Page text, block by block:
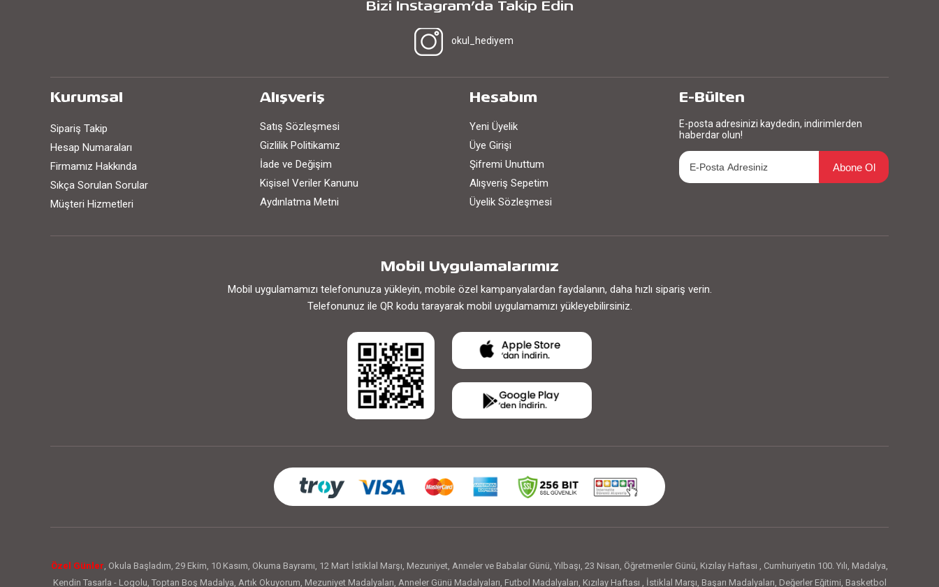
Bizi Instagram’da Takip Edin
okul_hediyem
Kurumsal
Sipariş Takip
Hesap Numaraları
Firmamız Hakkında
Sıkça Sorulan Sorular
Müşteri Hizmetleri
Alışveriş
Satış Sözleşmesi
Gizlilik Politikamız
İade ve Değişim
Kişisel Veriler Kanunu
Aydınlatma Metni
Hesabım
Yeni Üyelik
Üye Girişi
Şifremi Unuttum
Alışveriş Sepetim
Üyelik Sözleşmesi
E-Bülten
E-posta adresinizi kaydedin, indirimlerden
haberdar olun!
Abone Ol
Mobil Uygulamalarımız
Mobil uygulamamızı telefonunuza yükleyin, mobile özel kampanyalardan faydalanın, daha hızlı sipariş verin.
Telefonunuz ile QR kodu tarayarak mobil uygulamamızı yükleyebilirsiniz.
Özel Günler, Okula Başladım, 29 Ekim, 10 Kasım, Okuma Bayramı, 12 Mart İstiklal Marşı, Mezuniyet, Anneler ve Babalar Günü, Yılbaşı, 23 Nisan, Öğretmenler Günü, Kızılay Haftası , Cumhuriyetin 100. Yılı, Madalya,
Kendin Tasarla - Logolu, Toptan Boş Madalya, Artık Okuyorum, Mezuniyet Madalyaları, Anneler Günü Madalyaları, Futbol Madalyaları, Kızılay Haftası , İstiklal Marşı, Başarı Madalyaları, Değerler Eğitimi, Basketbol